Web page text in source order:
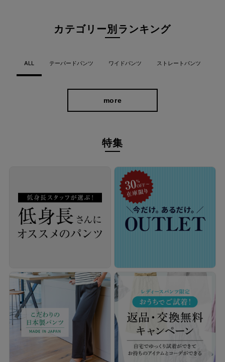
カテゴリー別ランキング
ALL テーパードパンツ ワイドパンツ ストレートパンツ
more
特集